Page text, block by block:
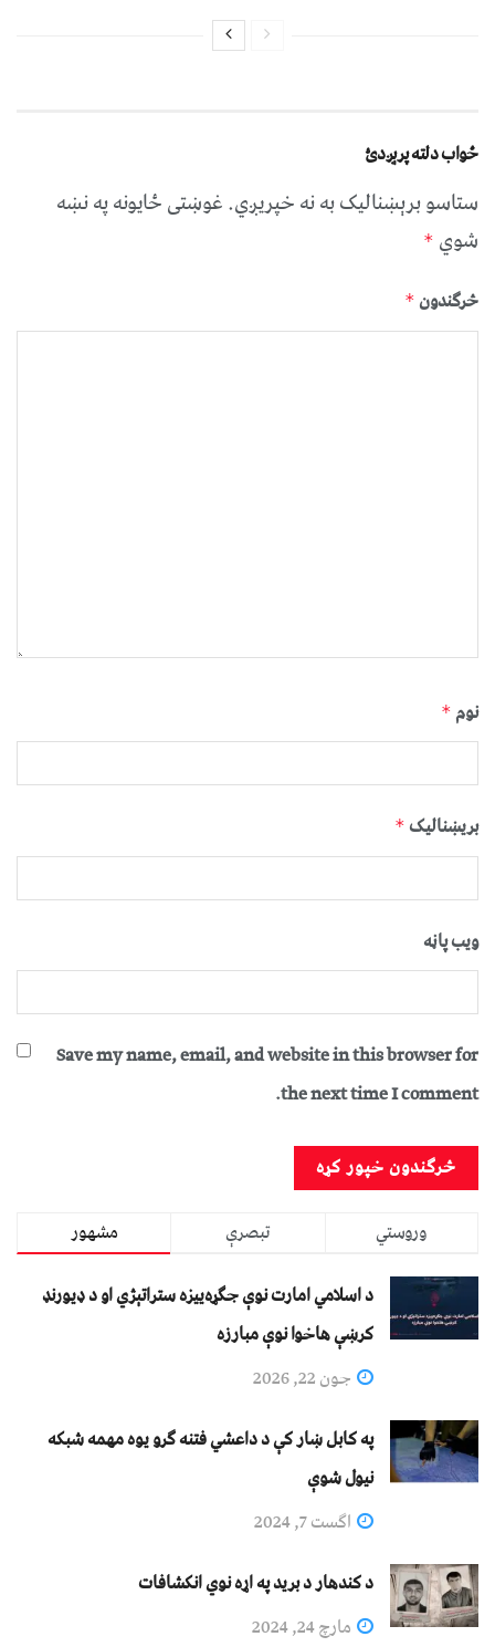
ځواب دلته پرېږدئ
ستاسو برېښناليک به نه خپريږي.غوښتى ځایونه په نښه
شوي *
څرگندون *
نوم *
بریښنالیک *
ویب پاڼه
Save my name, email, and website in this browser for
the next time I comment.
مشهور تبصرې
وروستي
د اسلامي امارت نوې جګړه‌ییزه ستراتېژي او د ډیورنډ
کرښې هاخوا نوې مبارزه
جون 22, 2026
په کابل ښار کې د داعشي فتنه ګرو يوه مهمه شبکه
نيول شوې
اگست 7, 2024
د کندهار د برید په اړه نوي انکشافات
مارچ 24, 2024